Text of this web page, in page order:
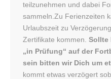
teilzunehmen und dabei
sammeln.Zu Ferienzeiten
Urlaubszeit zu
Zertifikate kommen. Sollte
„in Prüfung“ auf der
sein bitten wir Dich um
kommt etwas verzögert